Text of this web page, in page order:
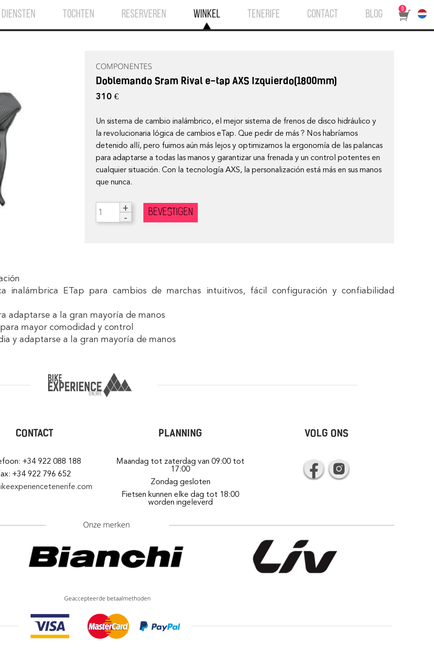
DIENSTEN TOCHTEN RESERVEREN WINKEL TENERIFE CONTACT BLOG 0
COMPONENTES
Doblemando Sram Rival e-tap AXS Izquierdo(1800mm)
310 €
Un sistema de cambio inalámbrico, el mejor sistema de frenos de disco hidráulico y
la revolucionaria lógica de cambios eTap. Que pedir de más ? Nos habríamos
detenido allí, pero fuimos aún más lejos y optimizamos la ergonomía de las palancas
para adaptarse a todas las manos y garantizar una frenada y un control potentes en
cualquier situación. Con la tecnología AXS, la personalización está más en sus manos
que nunca.
+
-
BEVESTIGEN
inalámbrica ETap para cambios de marchas intuitivos, fácil configuración y confiabilidad
adaptarse a la gran mayoría de manos
mayor comodidad y control
y adaptarse a la gran mayoría de manos
CONTACT
+34 922 088 188
+34 922 796 652
PLANNING
Maandag tot zaterdag van 09:00 tot
17:00
Zondag gesloten
Fietsen kunnen elke dag tot 18:00
worden ingeleverd
VOLG ONS
Onze merken
Geaccepteerde betaalmethoden